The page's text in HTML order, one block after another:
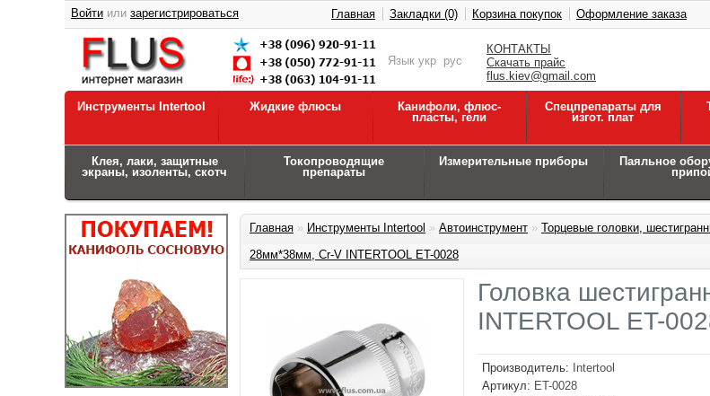
КОНТАКТЫ
Скачать прайс
flus.kiev@gmail.com
Язык укр рус
Войти или зарегистрироваться Главная Закладки (0) Корзина покупок Оформление заказа
Инструменты Intertool Жидкие флюсы
Канифоли, флюс-
пласты, гели
Спецпрепараты для
изгот. плат
Клея, лаки, защитные
экраны, изоленты, скотч
Токопроводящие
препараты
Измерительные приборы
Паяльное
Главная » Инструменты Intertool » Автоинструмент » Торцевые головки,
28мм*38мм, Cr-V INTERTOOL ET-0028
Головка
INTERTOOL ET-
Производитель:
Intertool
Артикул: ET-0028